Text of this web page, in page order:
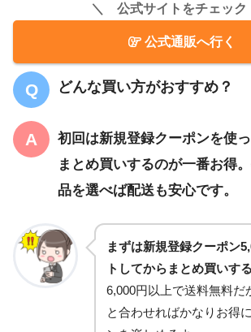
＼ 公式サイトをチェッ
公式通販へ行く
どんな買い方がおすすめ？
初回は新規登録クーポンを使
まとめ買いするのが一番お得
品を選べば配送も安心です。
まずは新規登録クーポン
トしてからまとめ買いす
6,000円以上で送料無料だ
と合わせればかなりお得